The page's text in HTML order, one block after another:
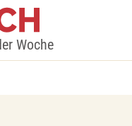
Woche